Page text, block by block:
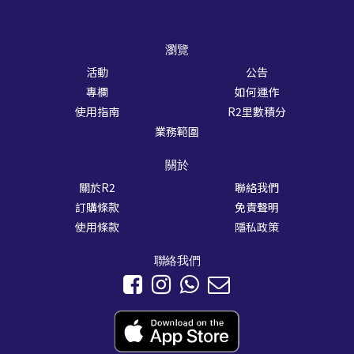
瀏覽
活動
公告
專欄
如何運作
使用指南
R2里數積分
業務範圍
關於
關於R2
聯絡我們
訂購條款
免責聲明
使用條款
隱私政策
聯絡我們